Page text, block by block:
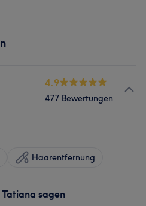
4.9
477 Bewertungen
Haarentfernung
sagen